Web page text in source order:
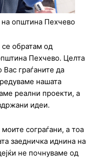
општина Пехчево
обратам од
Пехчево. Целта
граѓаните да
нашата
реални проекти, а
идеи.
сограѓани, а тоа
заедничка иднина на
не почнуваме од